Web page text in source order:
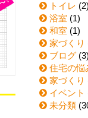
トイレ (2)
浴室 (1)
和室 (1)
家づくり
ブログ (3)
住宅の悩
家づくり
イベント
未分類